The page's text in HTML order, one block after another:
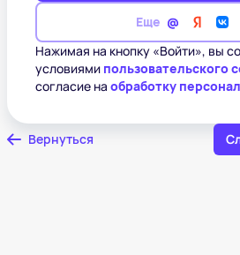
Еще
Нажимая на кнопку «Войти», вы
условиями пользовательского
согласие на обработку
Вернуться